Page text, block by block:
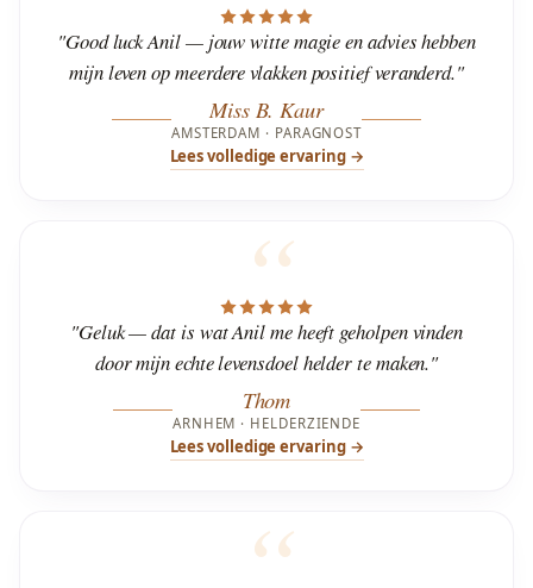
"Good luck Anil — jouw witte magie en advies hebben
mijn leven op meerdere vlakken positief veranderd."
Miss B. Kaur
AMSTERDAM · PARAGNOST
Lees volledige ervaring →
"Geluk — dat is wat Anil me heeft geholpen vinden
door mijn echte levensdoel helder te maken."
Thom
ARNHEM · HELDERZIENDE
Lees volledige ervaring →